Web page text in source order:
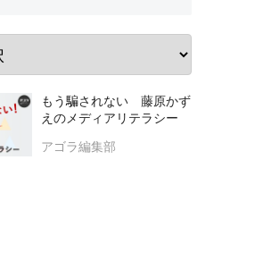
もう騙されない 藤原かず
えのメディアリテラシー
アゴラ編集部